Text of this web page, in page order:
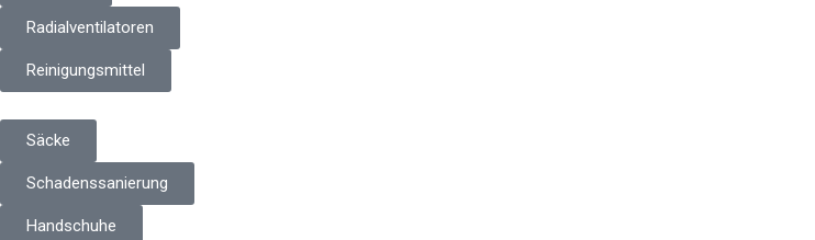
Radialventilatoren
Reinigungsmittel
Säcke
Schadenssanierung
Handschuhe